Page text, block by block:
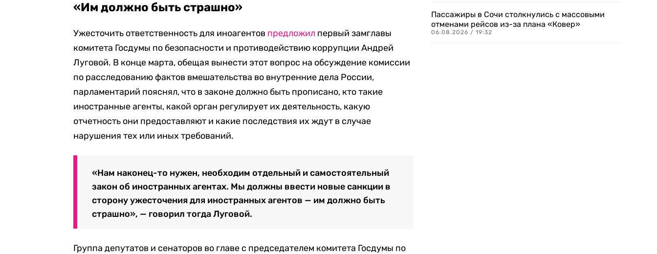
«Им должно быть страшно»
Ужесточить ответственность для иноагентов предложил первый замглавы
комитета Госдумы по безопасности и противодействию коррупции Андрей
Луговой. В конце марта, обещая вынести этот вопрос на обсуждение комиссии
по расследованию фактов вмешательства во внутренние дела России,
парламентарий пояснял, что в законе должно быть прописано, кто такие
иностранные агенты, какой орган регулирует их деятельность, какую
отчетность они предоставляют и какие последствия их ждут в случае
нарушения тех или иных требований.
«Нам наконец-то нужен, необходим отдельный и самостоятельный
закон об иностранных агентах. Мы должны ввести новые санкции в
сторону ужесточения для иностранных агентов — им должно быть
страшно», — говорил тогда Луговой.
Группа депутатов и сенаторов во главе с председателем комитета Госдумы по
Пассажиры в Сочи столкнулись с массовыми
отменами рейсов из-за плана «Ковер»
06.08.2026 / 19:32